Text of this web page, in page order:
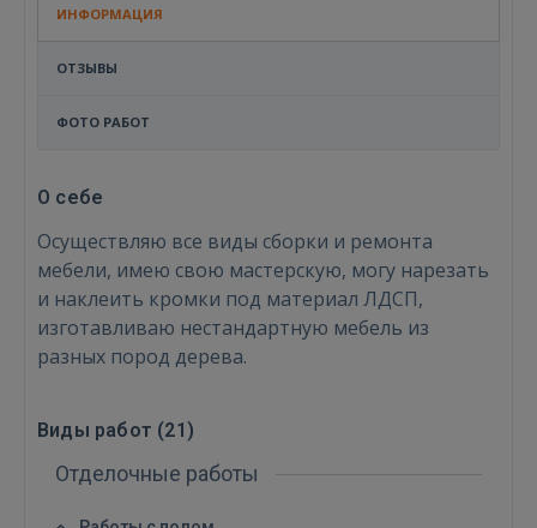
ИНФОРМАЦИЯ
ОТЗЫВЫ
ФОТО РАБОТ
О себе
Осуществляю все виды сборки и ремонта
мебели, имею свою мастерскую, могу нарезать
и наклеить кромки под материал ЛДСП,
изготавливаю нестандартную мебель из
разных пород дерева.
Виды работ (21)
Отделочные работы